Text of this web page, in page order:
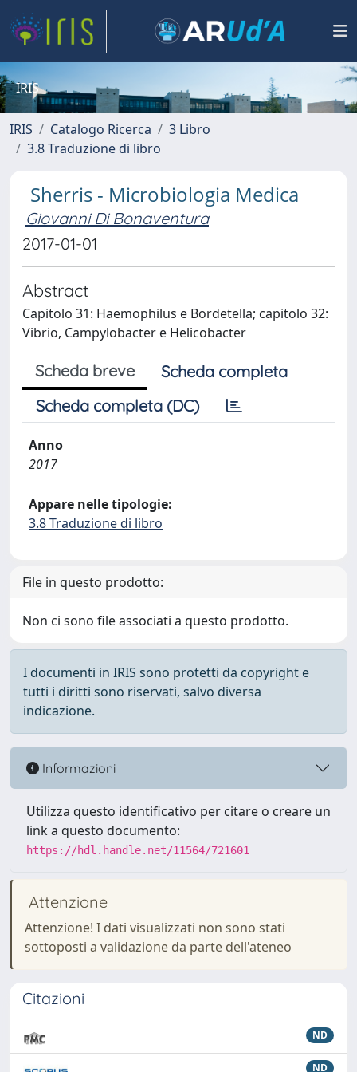
IRIS
IRIS Catalogo Ricerca
3 Libro
3.8 Traduzione di libro
Sherris - Microbiologia Medica
Giovanni Di Bonaventura
2017-01-01
Abstract
Capitolo 31: Haemophilus e Bordetella; capitolo 32:
Vibrio, Campylobacter e Helicobacter
Scheda breve
Scheda completa
Scheda completa (DC)
Anno
2017
Appare nelle tipologie:
3.8 Traduzione di libro
File in questo prodotto:
Non ci sono file associati a questo prodotto.
I documenti in IRIS sono protetti da copyright e
tutti i diritti sono riservati, salvo diversa
indicazione.
Informazioni
Utilizza questo identificativo per citare o creare un
link a questo documento:
https://hdl.handle.net/11564/721601
Attenzione
Attenzione! I dati visualizzati non sono stati
sottoposti a validazione da parte dell'ateneo
Citazioni
ND
ND